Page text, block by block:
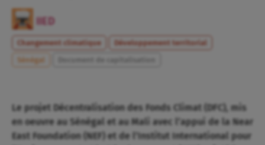
IIED
Changement climatique
Développement territorial
Sénégal
Le projet Décentralisation des Fonds Climat (DFC), mis
en oeuvre au Sénégal et au Mali avec l’appui de la Near
East Foundation (NEF) et de l’Institut International pour